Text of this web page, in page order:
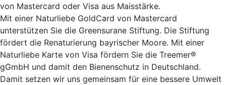
von Mastercard oder Visa aus Maisstärke.
Mit einer Naturliebe GoldCard von Mastercard
unterstützen Sie die Greensurane Stiftung. Die Stiftung
fördert die Renaturierung bayrischer Moore. Mit einer
Naturliebe Karte von Visa fördern Sie die Treemer®
gGmbH und damit den Bienenschutz in Deutschland.
Damit setzen wir uns gemeinsam für eine bessere Umwelt